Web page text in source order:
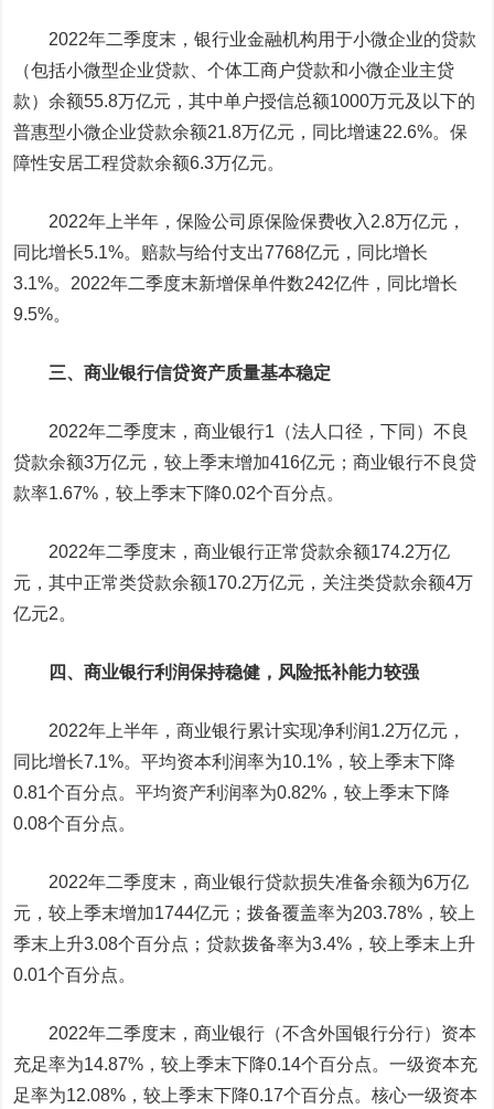
2022年二季度末，银行业金融机构用于小微企业的贷款
（包括小微型企业贷款、个体工商户贷款和小微企业主贷
款）余额55.8万亿元，其中单户授信总额1000万元及以下的
普惠型小微企业贷款余额21.8万亿元，同比增速22.6%。保
障性安居工程贷款余额6.3万亿元。
2022年上半年，保险公司原保险保费收入2.8万亿元，
同比增长5.1%。赔款与给付支出7768亿元，同比增长
3.1%。2022年二季度末新增保单件数242亿件，同比增长
9.5%。
三、商业银行信贷资产质量基本稳定
2022年二季度末，商业银行1（法人口径，下同）不良
贷款余额3万亿元，较上季末增加416亿元；商业银行不良贷
款率1.67%，较上季末下降0.02个百分点。
2022年二季度末，商业银行正常贷款余额174.2万亿
元，其中正常类贷款余额170.2万亿元，关注类贷款余额4万
亿元2。
四、商业银行利润保持稳健，风险抵补能力较强
2022年上半年，商业银行累计实现净利润1.2万亿元，
同比增长7.1%。平均资本利润率为10.1%，较上季末下降
0.81个百分点。平均资产利润率为0.82%，较上季末下降
0.08个百分点。
2022年二季度末，商业银行贷款损失准备余额为6万亿
元，较上季末增加1744亿元；拨备覆盖率为203.78%，较上
季末上升3.08个百分点；贷款拨备率为3.4%，较上季末上升
0.01个百分点。
2022年二季度末，商业银行（不含外国银行分行）资本
充足率为14.87%，较上季末下降0.14个百分点。一级资本充
足率为12.08%，较上季末下降0.17个百分点。核心一级资本